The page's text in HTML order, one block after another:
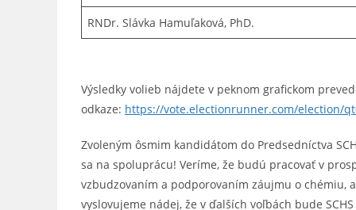
RNDr. Slávka Hamuľaková, PhD.
Výsledky volieb nájdete v peknom grafickom
odkaze: https://vote.electionrunner.com/election/
Zvoleným ôsmim kandidátom do Predsedníctva
sa na spoluprácu! Veríme, že budú pracovať v
vzbudzovaním a podporovaním záujmu o chémiu,
vyslovujeme nádej, že v ďalších voľbách bude